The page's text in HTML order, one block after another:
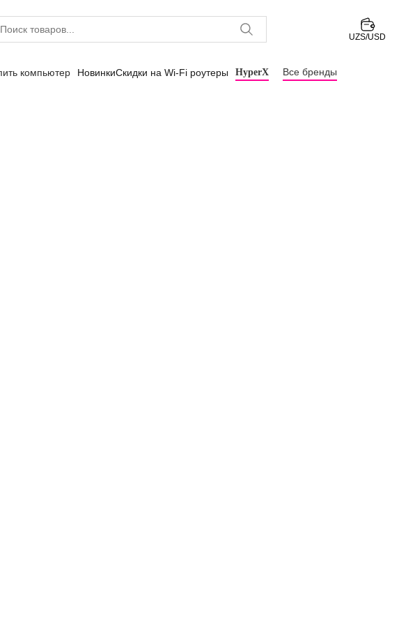
UZS/USD
компьютер НовинкиСкидки на Wi-Fi роутеры HyperX Все бренды